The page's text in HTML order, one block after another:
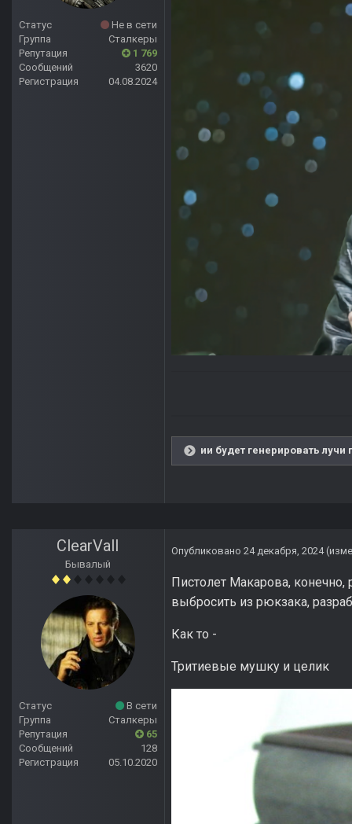
Статус
Не в сети
Группа
Сталкеры
Репутация
1 769
Сообщений
3620
Регистрация
04.08.2024
ии будет генерировать
ClearVall
Бывалый
Статус
В сети
Группа
Сталкеры
Репутация
65
Сообщений
128
Регистрация
05.10.2020
Опубликовано 24 декабря, 2024
Пистолет Макарова,
выбросить из рюкзака,
Как то -
Тритиевые мушку и целик